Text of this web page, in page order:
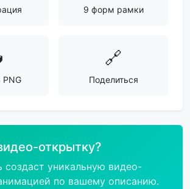
9 форм рамки
PNG
🔗
Поделиться
открытку?
создаст уникальную видео-
по вашему описанию.